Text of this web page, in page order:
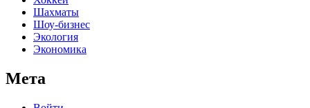
Шахматы
Шоу-бизнес
Экология
Экономика
Мета